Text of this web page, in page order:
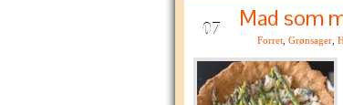
07 Mad som
Forret Grønsager